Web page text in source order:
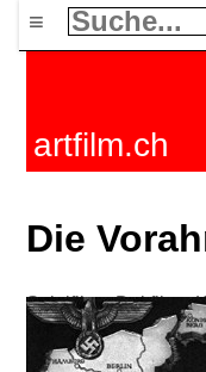
≡
artfilm.ch
Die
Spielfilme Dokfilme
Nachrichten F-Rated
AGB Kaufen